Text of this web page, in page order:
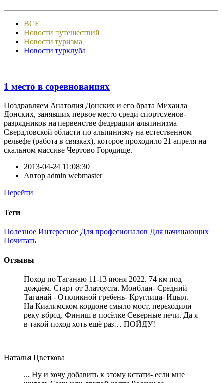
ВСЕ
Новости путешествий
Новости туризма
Новости турклуба
1 место в соревнованиях
Поздравляем Анатолия Донских и его брата Михаила
Донских, занявших первое место среди спортсменов-
разрядников на первенстве федерации альпинизма
Свердловской области по альпинизму на естественном
рельефе (работа в связках), которое проходило 21 апреля на
скальном массиве Чертово Городище.
2013-04-24 11:08:30
Автор admin webmaster
Перейти
Теги
Полезное Интересное Для професионалов Для начинающих
Почитать
Отзывы
Поход по Таганаю 11-13 июня 2022. 74 км под
дождём. Старт от Златоуста. Монблан- Средний
Таганай - Откликной гребень- Круглица- Ицыл.
На Киалимском кордоне смыло мост, переходили
реку вброд. Финиш в посёлке Северные печи. Да я
в такой поход хоть ещё раз… ПОЙДУ!
Наталья Цветкова
... Ну и хочу добавить к этому кстати- если мне